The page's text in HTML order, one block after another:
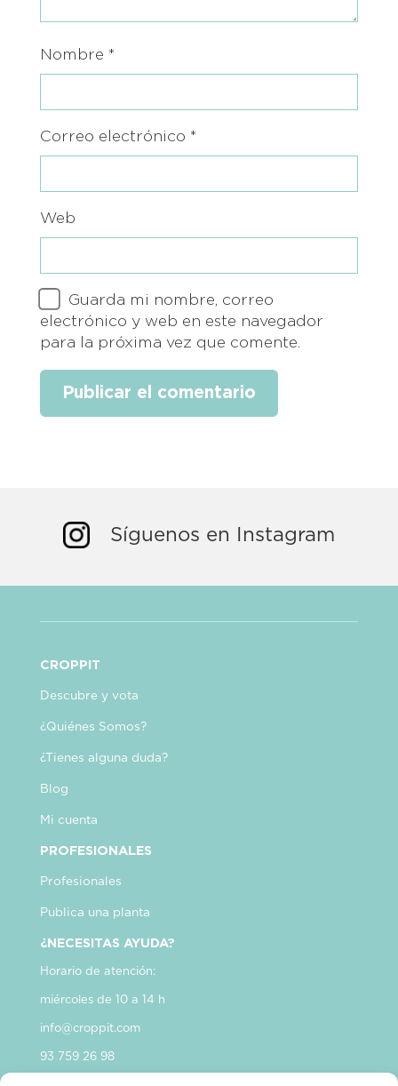
Nombre *
Correo electrónico *
Web
Guarda mi nombre, correo
electrónico y web en este navegador
para la próxima vez que comente.
Síguenos en Instagram
CROPPIT
Descubre y vota
¿Quiénes Somos?
¿Tienes alguna duda?
Blog
Mi cuenta
PROFESIONALES
Profesionales
Publica una planta
¿NECESITAS AYUDA?
Horario de atención:
miércoles de 10 a 14 h
info@croppit.com
93 759 26 98